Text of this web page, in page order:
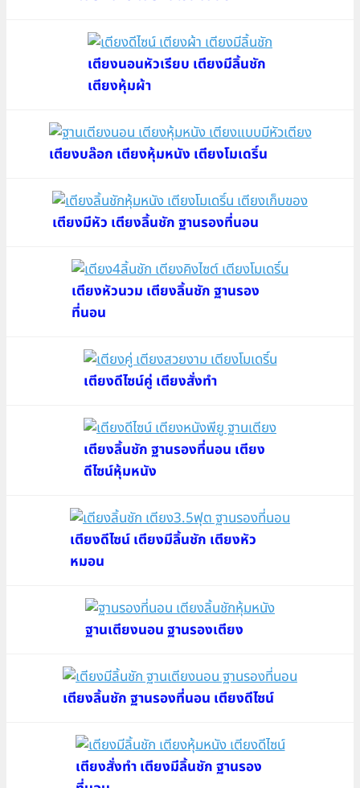
เตียงนอนหัวเรียบ เตียงมีลิ้นชัก
เตียงหุ้มผ้า
เตียงบล๊อก เตียงหุ้มหนัง เตียงโมเดริ์น
เตียงมีหัว เตียงลิ้นชัก ฐานรองที่นอน
เตียงหัวนวม เตียงลิ้นชัก ฐานรอง
ที่นอน
เตียงดีไซน์คู่ เตียงสั่งทำ
เตียงลิ้นชัก ฐานรองที่นอน เตียง
ดีไซน์หุ้มหนัง
เตียงดีไซน์ เตียงมีลิ้นชัก เตียงหัว
หมอน
ฐานเตียงนอน ฐานรองเตียง
เตียงลิ้นชัก ฐานรองที่นอน เตียงดีไซน์
เตียงสั่งทำ เตียงมีลิ้นชัก ฐานรอง